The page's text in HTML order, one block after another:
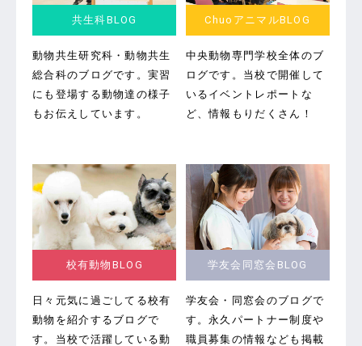
共生科BLOG
動物共生研究科・動物共生
総合科のブログです。 実習
にも登場する動物達の様子
もお伝えしています。
ChuoアニマルBLOG
中央動物専門学校全体のブ
ログです。 当校で開催して
いるイベントレポートな
ど、情報もりだくさん！
校有動物BLOG
日々元気に過ごしてる校有
動物を紹介するブログで
す。当校で活躍している動
学友会同窓会BLOG
学友会・同窓会のブログで
す。永久パートナー制度や
職員募集の情報なども掲載